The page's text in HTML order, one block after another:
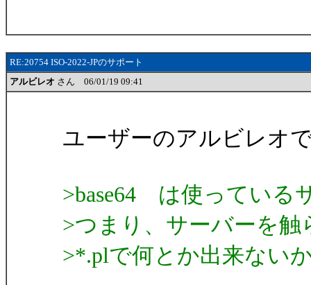
RE:20754 ISO-2022-JPのサポート
アルビレオ さん 06/01/19 09:41
ユーザーのアルビレオ
>base64 は使っている
>つまり、サーバーを
>*.plで何とか出来ない